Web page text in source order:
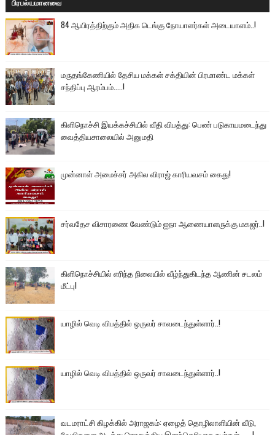
பிரபல்யமானவை
84 ஆயிரத்திற்கும் அதிக டெங்கு நோயாளர்கள் அடையாளம்..!
மருதங்கேணியில் தேசிய மக்கள் சக்தியின் பிரமாண்ட மக்கள்
சந்திப்பு ஆரம்பம்.....!
கிளிநொச்சி இயக்கச்சியில் வீதி விபத்து: பெண் படுகாயமடைந்து
வைத்தியசாலையில் அனுமதி
முன்னாள் அமைச்சர் அகில விராஜ் காரியவசம் கைது!
சர்வதேச விசாரணை வேண்டும் ஐநா ஆணையாளருக்கு மகஜர்..!
கிளிநொச்சியில் எரிந்த நிலையில் வீழ்ந்துகிடந்த ஆணின் சடலம்
மீட்பு!
யாழில் வெடி விபத்தில் ஒருவர் சாவடைந்துள்ளார்..!
யாழில் வெடி விபத்தில் ஒருவர் சாவடைந்துள்ளார்..!
வடமராட்சி கிழக்கில் அராஜகம்: ஏழைத் தொழிலாளியின் வீடு,